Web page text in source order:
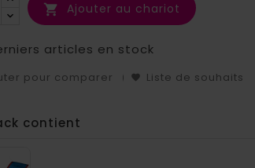
 Ajouter au chariot
articles en stock
pour comparer Liste de souhaits
contient